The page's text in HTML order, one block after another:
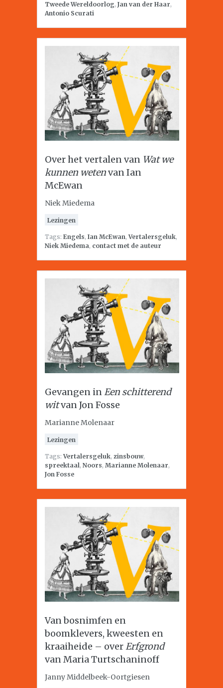
Tweede Wereldoorlog, Jan van der Haar,
Antonio Scurati
Over het vertalen van Wat we
kunnen wetenvan Ian
McEwan
Niek Miedema
Lezingen
Tags: Engels, Ian McEwan,Vertalersgeluk,
Niek Miedema, contact met de auteur
Gevangen inEen schitterend
witvan Jon Fosse
Marianne Molenaar
Lezingen
Tags:Vertalersgeluk, zinsbouw,
spreektaal, Noors, Marianne Molenaar,
Jon Fosse
Van bosnimfen en
boomklevers, kweesten en
kraaiheide – overErfgrond
van Maria Turtschaninoff
Janny Middelbeek-Oortgiesen